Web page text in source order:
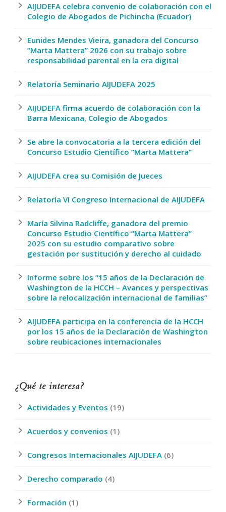
AIJUDEFA celebra convenio de colaboración con el
Colegio de Abogados de Pichincha (Ecuador)
Eunides Mendes Vieira, ganadora del Concurso
“Marta Mattera” 2026 con su trabajo sobre
responsabilidad parental en la era digital
Relatoría Seminario AIJUDEFA 2025
AIJUDEFA firma acuerdo de colaboración con la
Barra Mexicana, Colegio de Abogados
Se abre la convocatoria a la tercera edición del
Concurso Estudio Científico “Marta Mattera”
AIJUDEFA crea su Comisión de Jueces
Relatoría VI Congreso Internacional de AIJUDEFA
María Silvina Radcliffe, ganadora del premio
Concurso Estudio Científico “Marta Mattera”
2025 con su estudio comparativo sobre
gestación por sustitución y derecho al cuidado
Informe sobre los “15 años de la Declaración de
Washington de la HCCH – Avances y perspectivas
sobre la relocalización internacional de familias”
AIJUDEFA participa en la conferencia de la HCCH
por los 15 años de la Declaración de Washington
sobre reubicaciones internacionales
¿Qué te interesa?
Actividades y Eventos (19)
Acuerdos y convenios (1)
Congresos Internacionales AIJUDEFA (6)
Derecho comparado (4)
Formación (1)